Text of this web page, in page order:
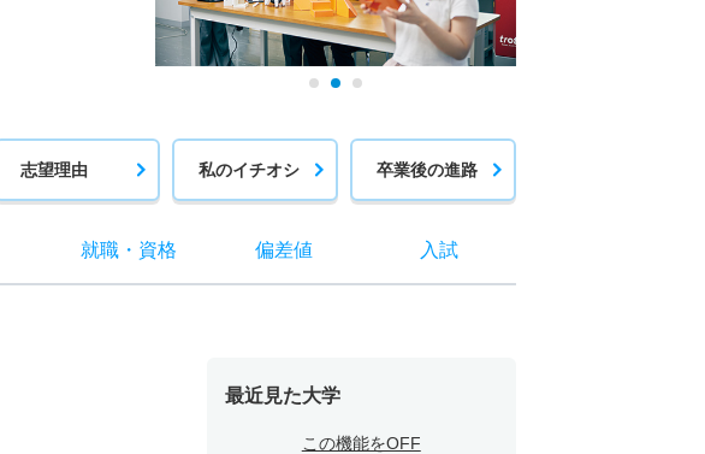
志望理由 私のイチオシ 卒業後の進路
就職・ 資格 偏差値 入試
最近見た大学
この機能をOFF